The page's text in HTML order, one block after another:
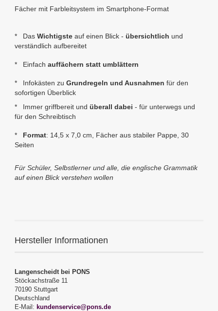
Fächer mit Farbleitsystem im Smartphone-Format
* Das Wichtigste auf einen Blick - übersichtlich und
verständlich aufbereitet
* Einfach auffächern statt umblättern
* Infokästen zu Grundregeln und Ausnahmen für den
sofortigen Überblick
* Immer griffbereit und überall dabei - für unterwegs und
für den Schreibtisch
* Format: 14,5 x 7,0 cm, Fächer aus stabiler Pappe, 30
Seiten
Für Schüler, Selbstlerner und alle, die englische Grammatik
auf einen Blick verstehen wollen
Hersteller Informationen
Langenscheidt bei PONS
Stöckachstraße 11
70190 Stuttgart
Deutschland
E-Mail: kundenservice@pons.de